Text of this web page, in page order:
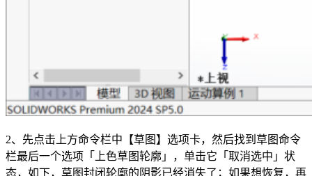
2、先点击上方命令栏中【草图】选项卡，然后找到草图命令
栏最后一个选项「上色草图轮廓」，单击它「取消选中」状
态，如下，草图封闭轮廓的阴影已经消失了；如果想恢复，再